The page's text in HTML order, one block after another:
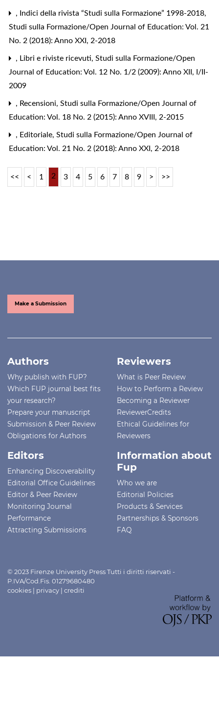
, Indici della rivista “Studi sulla Formazione” 1998-2018,
Studi sulla Formazione/Open Journal of Education: Vol. 21
No. 2 (2018): Anno XXI, 2-2018
, Libri e riviste ricevuti, Studi sulla Formazione/Open
Journal of Education: Vol. 12 No. 1/2 (2009): Anno XII, I/II-
2009
, Recensioni, Studi sulla Formazione/Open Journal of
Education: Vol. 18 No. 2 (2015): Anno XVIII, 2-2015
, Editoriale, Studi sulla Formazione/Open Journal of
Education: Vol. 21 No. 2 (2018): Anno XXI, 2-2018
<< < 1 2 3 4 5 6 7 8 9 > >>
Make a Submission
Authors
Why publish with FUP?
Which FUP journal best fits
your research?
Prepare your manuscript
Submission & Peer Review
Obligations for Authors
Reviewers
What is Peer Review
How to Perform a Review
Becoming a Reviewer
ReviewerCredits
Ethical Guidelines for
Reviewers
Editors
Enhancing Discoverability
Editorial Office Guidelines
Editor & Peer Review
Monitoring Journal
Performance
Attracting Submissions
Information about
Fup
Who we are
Editorial Policies
Products & Services
Partnerships & Sponsors
FAQ
© 2023 Firenze University Press Tutti i diritti riservati -
P.IVA/Cod.Fis. 01279680480
cookies | privacy | crediti